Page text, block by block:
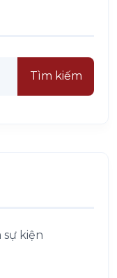
Tìm kiếm
sự kiện